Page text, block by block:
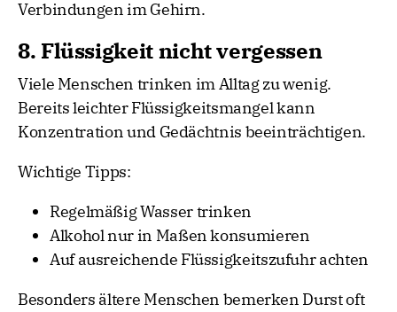
Verbindungen im Gehirn.
8. Flüssigkeit nicht vergessen
Viele Menschen trinken im Alltag zu wenig.
Bereits leichter Flüssigkeitsmangel kann
Konzentration und Gedächtnis beeinträchtigen.
Wichtige Tipps:
Regelmäßig Wasser trinken
Alkohol nur in Maßen konsumieren
Auf ausreichende Flüssigkeitszufuhr achten
Besonders ältere Menschen bemerken Durst oft